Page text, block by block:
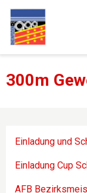
300m
Einladung und
Einladung Cup
AFB